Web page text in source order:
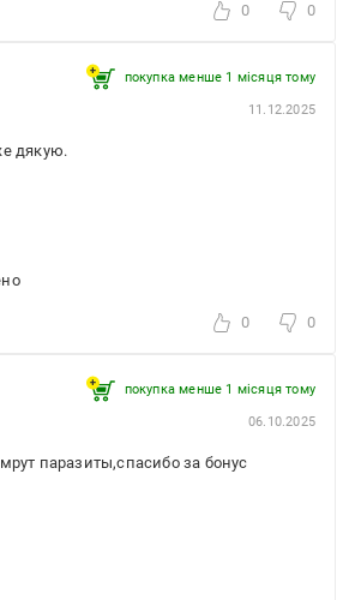
0 0
покупка менше 1 місяця томy
11.12.2025
дякую.
0 0
покупка менше 1 місяця томy
06.10.2025
паразиты,спасибо за бонус